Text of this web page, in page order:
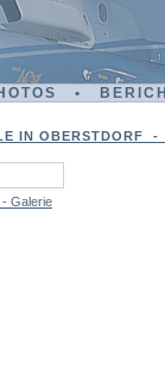
•
IN OBERSTDORF
- Galerie